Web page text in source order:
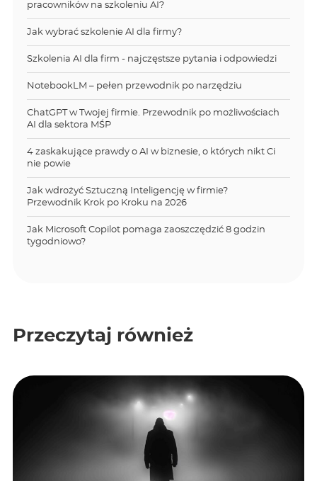
pracowników na szkoleniu AI?
Jak wybrać szkolenie AI dla firmy?
Szkolenia AI dla firm - najczęstsze pytania i odpowiedzi
NotebookLM – pełen przewodnik po narzędziu
ChatGPT w Twojej firmie. Przewodnik po możliwościach
AI dla sektora MŚP
4 zaskakujące prawdy o AI w biznesie, o których nikt Ci
nie powie
Jak wdrożyć Sztuczną Inteligencję w firmie?
Przewodnik Krok po Kroku na 2026
Jak Microsoft Copilot pomaga zaoszczędzić 8 godzin
tygodniowo?
Przeczytaj również